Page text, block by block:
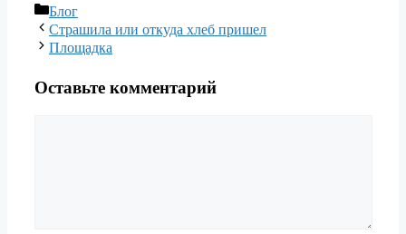
Рубрики
Блог
Страшила или откуда хлеб пришел
Площадка
Оставьте комментарий